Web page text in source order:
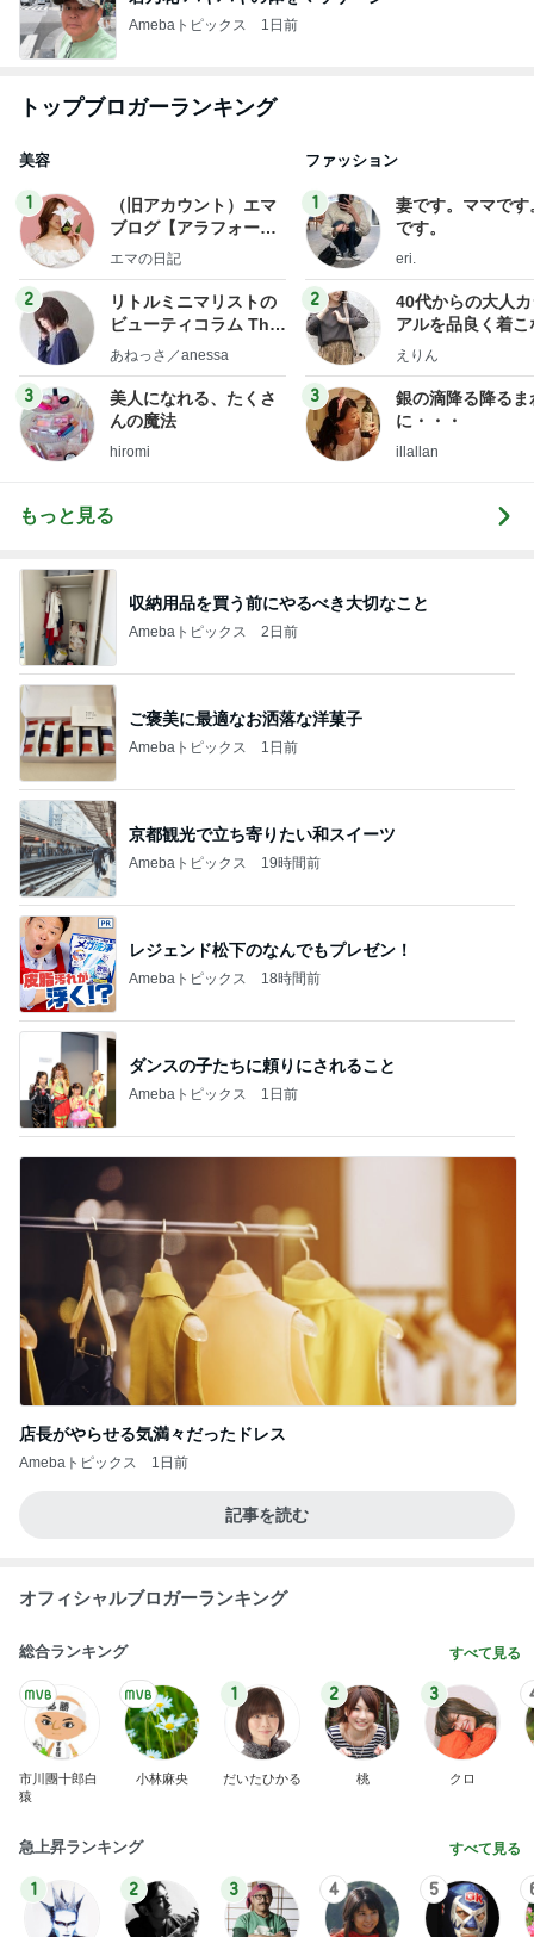
Amebaトピックス 1日前
トップブロガーランキング
美容
1
（旧アカウント）エマ
ブログ【アラフォー会
社売却セカンドライ
エマの日記
2
リトルミニマリストの
ビューティコラム The
little minimalist's bea
あねっさ／anessa
3
美人になれる、たくさ
んの魔法
hiromi
ファッション
1
妻です。ママです
です。
eri.
2
40代からの大人
アルを品良く着こ
ファッションブロ
えりん
3
銀の滴降る降るま
に・・・
illallan
もっと見る
収納用品を買う前にやるべき大切なこと
Amebaトピックス 2日前
ご褒美に最適なお洒落な洋菓子
Amebaトピックス 1日前
京都観光で立ち寄りたい和スイーツ
Amebaトピックス 19時間前
レジェンド松下のなんでもプレゼン！
Amebaトピックス 18時間前
ダンスの子たちに頼りにされること
Amebaトピックス 1日前
店長がやらせる気満々だったドレス
Amebaトピックス 1日前
記事を読む
オフィシャルブロガーランキング
総合ランキング すべて見る
市川團十郎白
猿
小林麻央
1
だいたひかる
2
桃
3
クロ
急上昇ランキング すべて見る
1 2 3 4 5